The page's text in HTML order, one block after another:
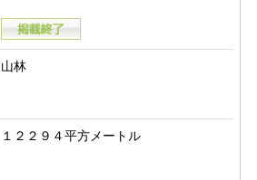
山林
１２２９４平方メートル